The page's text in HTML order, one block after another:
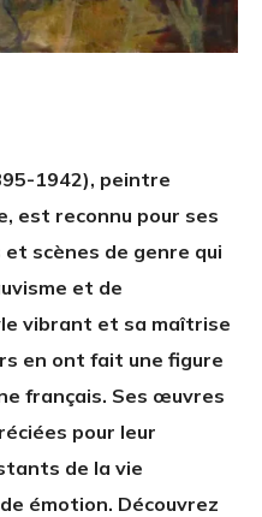
1942), peintre
est reconnu pour ses
scènes de genre qui
et de
vibrant et sa maîtrise
en ont fait une figure
français. Ses œuvres
pour leur
de la vie
émotion. Découvrez